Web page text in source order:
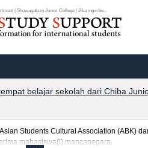
| Showagakuin Junior College | Jika ingin be...
belajar sekolah dari Chiba
Students Cultural Association (ABK)
mahasiswa(i) mancanegara.